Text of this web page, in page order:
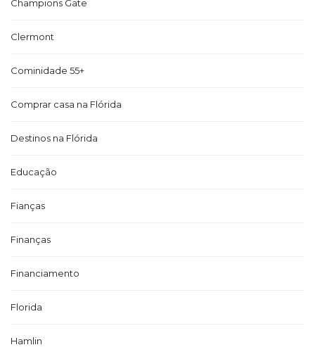
Champions Gate
Clermont
Cominidade 55+
Comprar casa na Flórida
Destinos na Flórida
Educação
Fianças
Finanças
Financiamento
Florida
Hamlin